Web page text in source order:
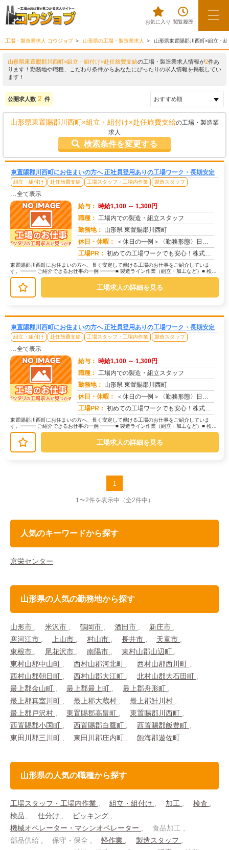
お気に入り 閲覧履歴
工場・製造業求人 コウジョブ 山形県の工場・製造業求人 山形県東置賜郡川西町×組立・
山形県東置賜郡川西町×組立・組付け×赴任旅費支給の工場・製造業求人情報が2件あ
ります！勤務地や職種、こだわり条件からあなたにぴったりの求人情報を掲載してい
ます！
公開求人数 2 件
山形県東置賜郡川西町×組立・組付け×赴任旅費支給の工場・製造業
求人
検索条件を変更する
東置賜郡川西町にお住まいの方へ 正社員登用ありの工場ワーク・長期安定
組立・組付け 赴任旅費支給 工場スタッフ・工場内作業 製造スタッフ
…全て表示
給与： 時給1,100 ～ 1,300円
職種： 工場内での製造・組立スタッフ
勤務地： 山形県 東置賜郡川西町
休日・休暇：
＜休日の一例＞〈勤務形態〉日勤〈休日〉土日★ＧＷ・夏季・冬季・年末年始休暇あり★有給休暇あり※配属先により休日・勤...
工場PR： 初めての工場ワークでも安心！株式会社京栄センターなら、全国各地の豊富なお仕事の中から、あなたにぴったりの環境が見つ...
東置賜郡川西町にお住まいの方へ、長く安定して働ける工場のお仕事をご紹介していま
す。━━━ ご紹介できるお仕事の一例 ━━━■ 製造ライン作業（組立・加工など）■ 検
査・検品（目視チェックなど）■...
工場求人の詳細を見る
東置賜郡川西町にお住まいの方へ 正社員登用ありの工場ワーク・長期安定
組立・組付け 赴任旅費支給 工場スタッフ・工場内作業 製造スタッフ
…全て表示
給与： 時給1,100 ～ 1,300円
職種： 工場内での製造・組立スタッフ
勤務地： 山形県 東置賜郡川西町
休日・休暇：
＜休日の一例＞〈勤務形態〉日勤〈休日〉土日★ＧＷ・夏季・冬季・年末年始休暇あり★有給休暇あり※配属先により休日・勤...
工場PR： 初めての工場ワークでも安心！株式会社京栄センターなら、全国各地の豊富なお仕事の中から、あなたにぴったりの環境が見つ...
東置賜郡川西町にお住まいの方へ、長く安定して働ける工場のお仕事をご紹介していま
す。━━━ ご紹介できるお仕事の一例 ━━━■ 製造ライン作業（組立・加工など）■ 検
査・検品（目視チェックなど）■...
工場求人の詳細を見る
1
1〜2件を表示中 （全2件中）
人気のキーワードから探す
京栄センター
山形県の人気の勤務地から探す
山形市 米沢市 鶴岡市 酒田市
新庄市
寒河江市
上山市 村山市 長井市
天童市
東根市
尾花沢市 南陽市
東村山郡山辺町
東村山郡中山町
西村山郡河北町
西村山郡西川町
西村山郡朝日町
西村山郡大江町
北村山郡大石田町
最上郡金山町
最上郡最上町
最上郡舟形町
最上郡真室川町
最上郡大蔵村
最上郡鮭川村
最上郡戸沢村
東置賜郡高畠町
東置賜郡川西町
西置賜郡小国町
西置賜郡白鷹町
西置賜郡飯豊町
東田川郡三川町
東田川郡庄内町 飽海郡遊佐町
山形県の人気の職種から探す
工場スタッフ・工場内作業 組立・組付け 加工
検査
検品
仕分け
ピッキング
機械オペレーター・マシンオペレーター
食品加工
部品供給
保守・保全 軽作業
製造スタッフ